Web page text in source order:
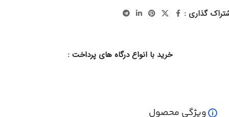
گذاری :
خرید با انواع درگاه های پرداخت :
ویژگی محصول